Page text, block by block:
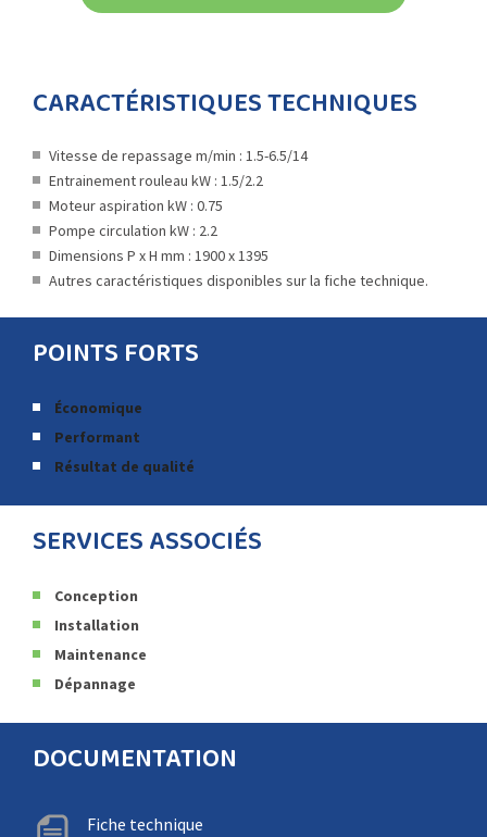
CARACTÉRISTIQUES TECHNIQUES
Vitesse de repassage m/min : 1.5-6.5/14
Entrainement rouleau kW : 1.5/2.2
Moteur aspiration kW : 0.75
Pompe circulation kW : 2.2
Dimensions P x H mm : 1900 x 1395
Autres caractéristiques disponibles sur la fiche technique.
POINTS FORTS
Économique
Performant
Résultat de qualité
SERVICES ASSOCIÉS
Conception
Installation
Maintenance
Dépannage
DOCUMENTATION
Fiche technique